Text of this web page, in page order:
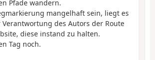
Pfade wandern.
mangelhaft sein, liegt es
des Autors der Route
diese instand zu halten.
Tag noch.